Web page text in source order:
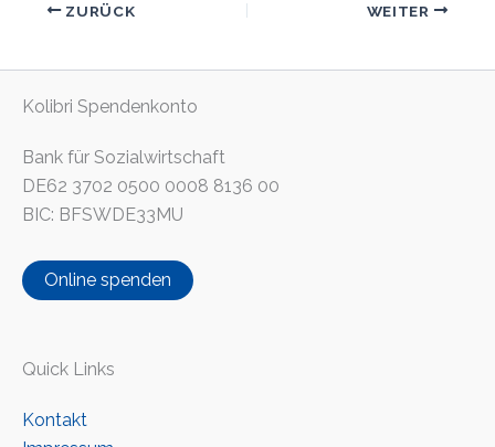
ZURÜCK WEITER
Kolibri Spendenkonto
Bank für Sozialwirtschaft
DE62 3702 0500 0008 8136 00
BIC: BFSWDE33MU
Online spenden
Quick Links
Kontakt